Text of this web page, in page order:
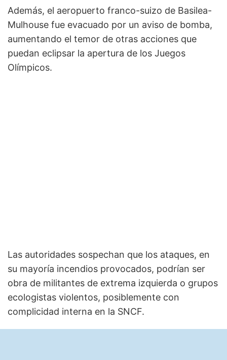
Además, el aeropuerto franco-suizo de Basilea-
Mulhouse fue evacuado por un aviso de bomba,
aumentando el temor de otras acciones que
puedan eclipsar la apertura de los Juegos
Olímpicos.
Las autoridades sospechan que los ataques, en
su mayoría incendios provocados, podrían ser
obra de militantes de extrema izquierda o grupos
ecologistas violentos, posiblemente con
complicidad interna en la SNCF.